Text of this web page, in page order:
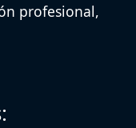
profesional,